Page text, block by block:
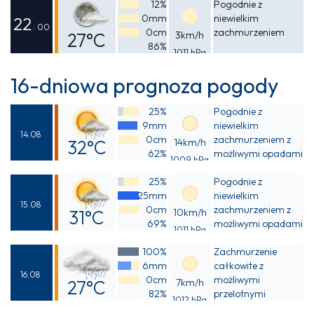
31°C
22 : 00
27°C
12%
0mm
0cm
86%
3km/h
1011 hPa
Pogodnie z
niewielkim
zachmurzeniem
16-dniowa prognoza pogody
14.08
32°C
38°C
25%
9mm
0cm
62%
14km/h
1009 hPa
Pogodnie z
niewielkim
zachmurzeniem z
możliwymi opadami
15.08
31°C
36°C
25%
25mm
0cm
69%
10km/h
1011 hPa
Pogodnie z
niewielkim
zachmurzeniem z
możliwymi opadami
16.08
27°C
100%
6mm
0cm
82%
7km/h
1012 hPa
Zachmurzenie
całkowite z
możliwymi
przelotnymi